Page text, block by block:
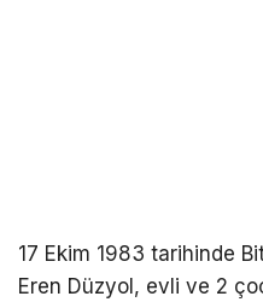
17 Ekim 1983 tarihinde
Eren Düzyol, evli ve 2